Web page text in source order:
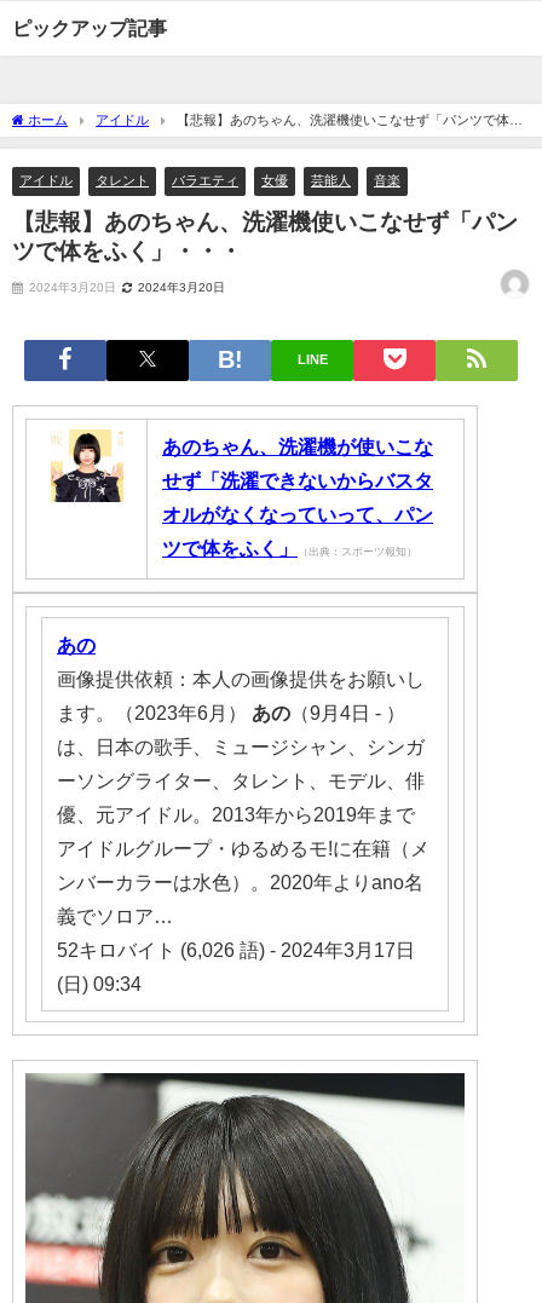
ピックアップ記事
ホーム アイドル
【悲報】あのちゃん、洗濯機使いこなせず「パンツで体を
ふく」・・・
アイドル タレント バラエティ 女優 芸能人 音楽
【悲報】あのちゃん、洗濯機使いこなせず「パン
ツで体をふく」・・・
2024年3月20日 2024年3月20日
LINE
あのちゃん、洗濯機が使いこな
せず「洗濯できないからバスタ
オルがなくなっていって、パン
ツで体をふく」
（出典：スポーツ報知）
あの
画像提供依頼：本人の画像提供をお願いし
ます。（2023年6月） あの （9月4日 - ）
は、日本の歌手、ミュージシャン、シンガ
ーソングライター、タレント、モデル、俳
優、元アイドル。2013年から2019年まで
アイドルグループ・ゆるめるモ!に在籍（メ
ンバーカラーは水色）。2020年よりano名
義でソロア…
52キロバイト (6,026 語) - 2024年3月17日
(日) 09:34